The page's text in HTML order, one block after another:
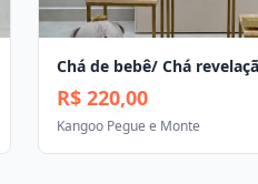
Chá de bebê/ Chá
R$ 220,00
Kangoo Pegue e Monte